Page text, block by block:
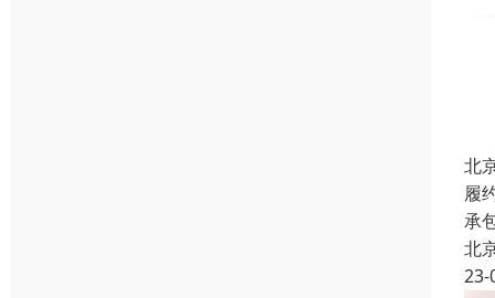
北
履
承
北
23-